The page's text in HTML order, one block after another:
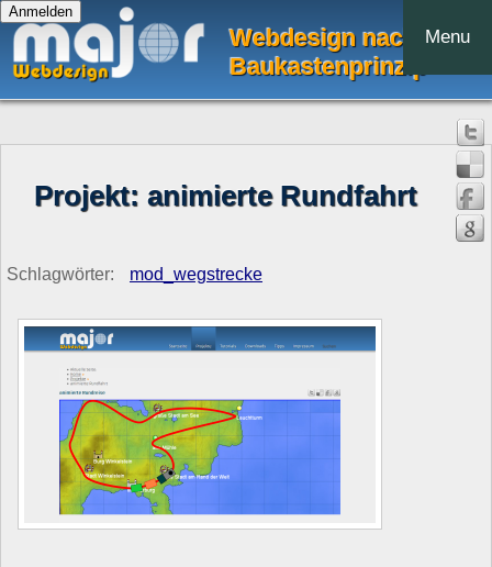
Webdesign nach dem
Baukastenprinzip
Menu
Projekt: animierte Rundfahrt
Schlagwörter: mod_wegstrecke